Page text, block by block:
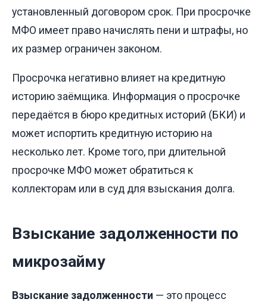
установленный договором срок. При просрочке
МФО имеет право начислять пени и штрафы, но
их размер ограничен законом.
Просрочка негативно влияет на кредитную
историю заёмщика. Информация о просрочке
передаётся в бюро кредитных историй (БКИ) и
может испортить кредитную историю на
несколько лет. Кроме того, при длительной
просрочке МФО может обратиться к
коллекторам или в суд для взыскания долга.
Взыскание задолженности по
микрозайму
Взыскание задолженности — это процесс